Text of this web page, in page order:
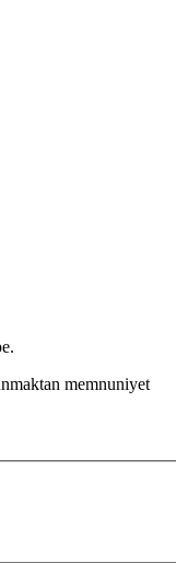
memnuniyet